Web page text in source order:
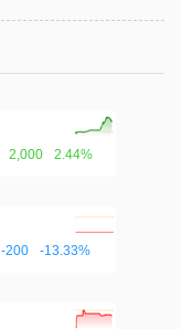
2,000 2.44%
-200 -13.33%